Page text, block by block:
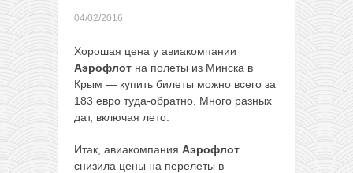
04/02/2016
Хорошая цена у авиакомпании
Аэрофлот на полеты из Минска в
Крым — купить билеты можно всего за
183 евро туда-обратно. Много разных
дат, включая лето.
Итак, авиакомпания Аэрофлот
снизила цены на перелеты в